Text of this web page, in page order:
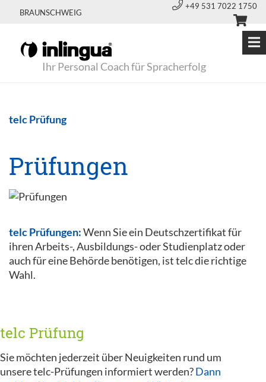
BRAUNSCHWEIG
+49 531 7022 1750
Ihr Personal Coach für Spracherfolg
telc Prüfung
Prüfungen
telc Prüfungen:Wenn Sie ein Deutschzertifikat für
ihren Arbeits-, Ausbildungs- oder Studienplatz oder
auch für eine Behörde benötigen, ist telc die richtige
Wahl.
telc Prüfung
Sie möchten jederzeit über Neuigkeiten rund um
unsere telc-Prüfungen informiert werden?Dann